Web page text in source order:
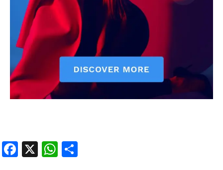
Facebook
X WhatsApp